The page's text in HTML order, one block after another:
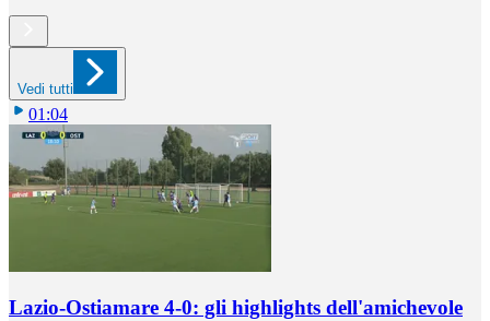
Vedi tutti
01:04
Lazio-Ostiamare 4-0: gli highlights dell'amichevole